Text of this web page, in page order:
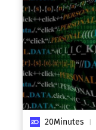
20Minutes |